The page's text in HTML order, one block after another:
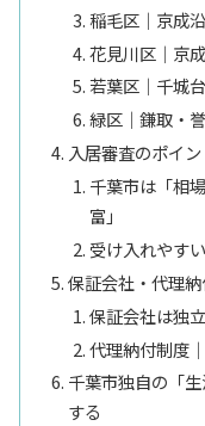
稲毛区｜京成
花見川区｜京
若葉区｜千城
緑区｜鎌取・
入居審査のポイ
千葉市は「相
富」
受け入れやす
保証会社・代理
保証会社は独
代理納付制度
千葉市独自の「
する